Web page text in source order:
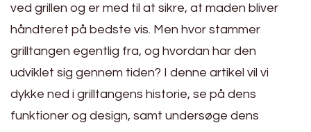
ved grillen og er med til at sikre, at maden bliver
håndteret på bedste vis. Men hvor stammer
grilltangen egentlig fra, og hvordan har den
udviklet sig gennem tiden? I denne artikel vil vi
dykke ned i grilltangens historie, se på dens
funktioner og design, samt undersøge dens